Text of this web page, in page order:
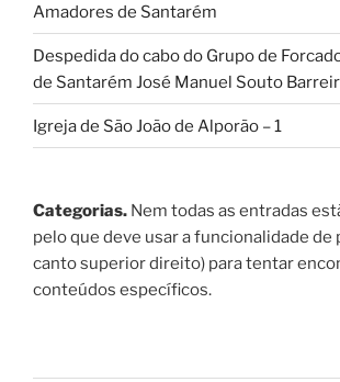
Amadores de Santarém
Despedida do cabo do Grupo de
de Santarém José Manuel Souto
Igreja de São João de Alporão – 1
Categorias. Nem todas as entradas
pelo que deve usar a funcionalidade de
canto superior direito) para tentar
conteúdos específicos.